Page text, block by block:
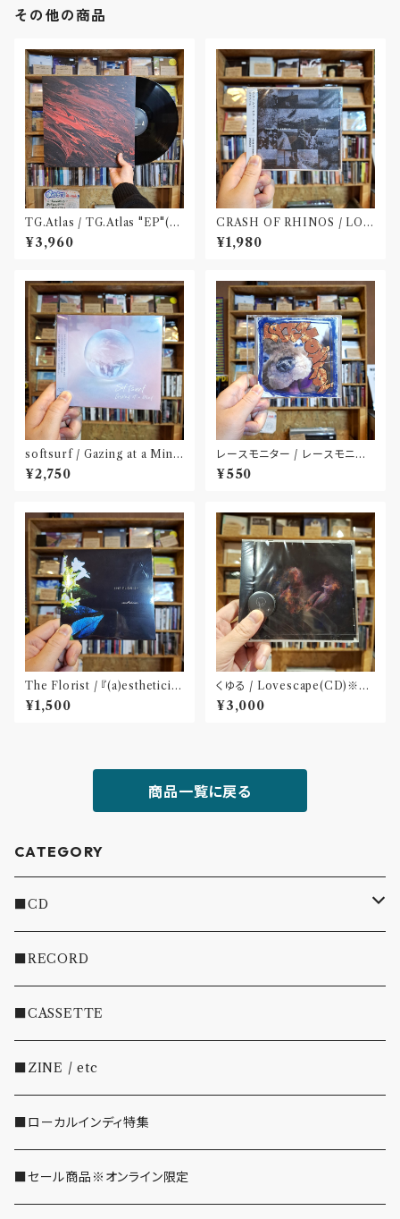
その他の商品
TG.Atlas / TG.Atlas "EP"(12
inch)〝旭川〟
¥3,960
CRASH OF RHINOS / LOG
BOOK(CD)
¥1,980
softsurf / Gazing at a Mind
(CD)〝名古屋〟
¥2,750
レースモニター / レースモニタ
ー(CD-R)
¥550
The Florist / 『(a)estheticis
m』(CD)※特典:ステッカー付
¥1,500
くゆる / Lovescape(CD)※特
典 : 缶バッヂ
¥3,000
商品一覧に戻る
CATEGORY
■CD
・INDIE
・EMO/PUNK/POST HC
・SHOEGAZE/DREAMPOP/POST ROCK
・OTHER(LOUD/JUNK/RAP/ etc...)
■RECORD
■CASSETTE
■ZINE / etc
■ローカルインディ特集
■セール商品※オンライン限定